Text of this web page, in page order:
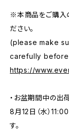
※本商品をご購入
ださい。
(please make
carefully before
https://
・お盆期間中の出
8月12日（水）
す。